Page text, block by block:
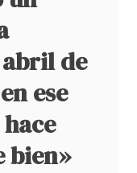
de
ese
bien»